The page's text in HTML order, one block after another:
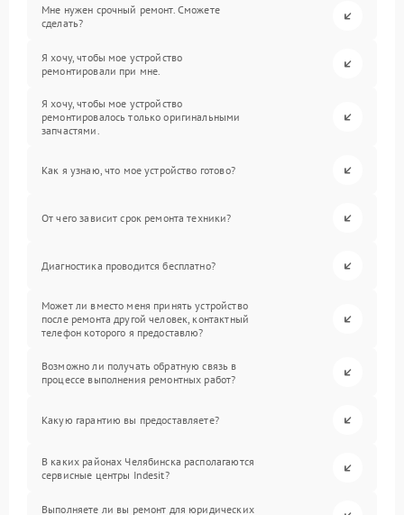
Мне нужен срочный ремонт. Сможете
сделать?
Я хочу, чтобы мое устройство
ремонтировали при мне.
Я хочу, чтобы мое устройство
ремонтировалось только оригинальными
запчастями.
Как я узнаю, что мое устройство готово?
От чего зависит срок ремонта техники?
Диагностика проводится бесплатно?
Может ли вместо меня принять устройство
после ремонта другой человек, контактный
телефон которого я предоставлю?
Возможно ли получать обратную связь в
процессе выполнения ремонтных работ?
Какую гарантию вы предоставляете?
В каких районах Челябинска располагаются
сервисные центры Indesit?
Выполняете ли вы ремонт для юридических